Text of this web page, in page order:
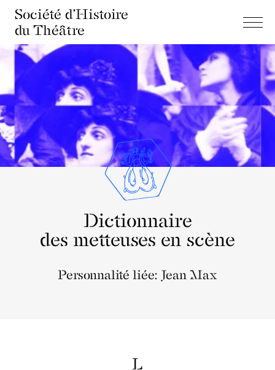
Société d'Histoire
du Théâtre
Dictionnaire
des metteuses en scène
Personnalité liée: Jean Max
L